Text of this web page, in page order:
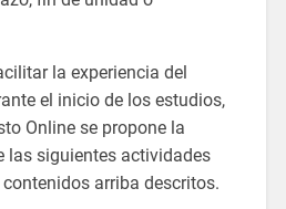
la experiencia del
el inicio de los estudios,
Online se propone la
las siguientes actividades
arriba descritos.